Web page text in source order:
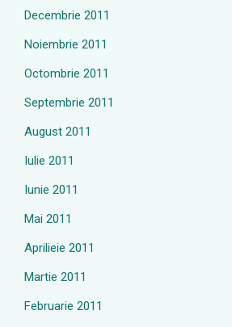
Decembrie 2011
Noiembrie 2011
Octombrie 2011
Septembrie 2011
August 2011
Iulie 2011
Iunie 2011
Mai 2011
Aprilieie 2011
Martie 2011
Februarie 2011